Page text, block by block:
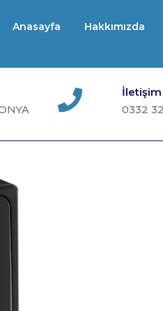
Anasayfa Hakkımızda
İletişim
0332